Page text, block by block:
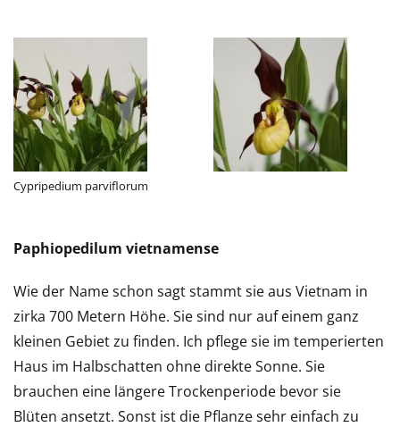
Cypripedium parviflorum
Paphiopedilum vietnamense
Wie der Name schon sagt stammt sie aus Vietnam in
zirka 700 Metern Höhe. Sie sind nur auf einem ganz
kleinen Gebiet zu finden. Ich pflege sie im temperierten
Haus im Halbschatten ohne direkte Sonne. Sie
brauchen eine längere Trockenperiode bevor sie
Blüten ansetzt. Sonst ist die Pflanze sehr einfach zu